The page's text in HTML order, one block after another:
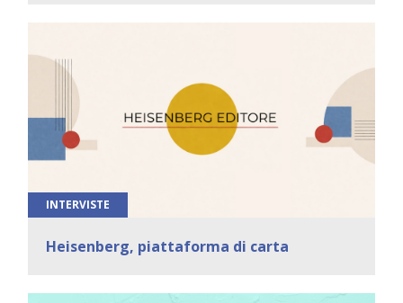
INTERVISTE
Heisenberg, piattaforma di carta